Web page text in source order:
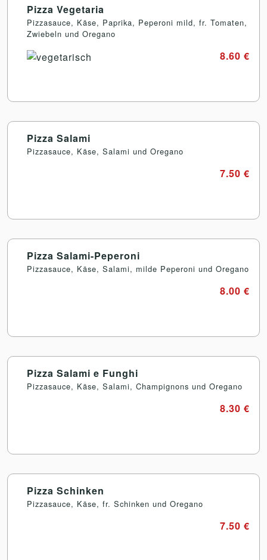
Pizza Vegetaria
Pizzasauce, Käse, Paprika, Peperoni mild, fr. Tomaten,
Zwiebeln und Oregano
8.60 €
Pizza Salami
Pizzasauce, Käse, Salami und Oregano
7.50 €
Pizza Salami-Peperoni
Pizzasauce, Käse, Salami, milde Peperoni und Oregano
8.00 €
Pizza Salami e Funghi
Pizzasauce, Käse, Salami, Champignons und Oregano
8.30 €
Pizza Schinken
Pizzasauce, Käse, fr. Schinken und Oregano
7.50 €